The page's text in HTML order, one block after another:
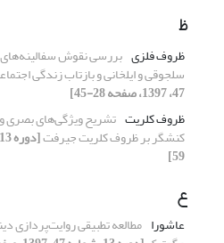
ظ
ظروف فلزی بررسی نقوش
سلجوقی و ایلخانی و بازتاب زندگی
47، 1397، صفحه 28-45]
ظروف کلریت تشریح ویژگی‌های بصری
کنشگر بر ظروف کلریت جیرفت
59]
ع
عاشورا مطالعه تطبیقی روایت‌پردازی